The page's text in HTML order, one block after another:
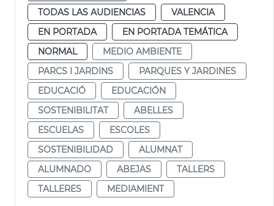
TODAS LAS AUDIENCIAS
VALENCIA
EN PORTADA
EN PORTADA TEMÁTICA
NORMAL
MEDIO AMBIENTE
PARCS I JARDINS
PARQUES Y JARDINES
EDUCACIÓ
EDUCACIÓN
SOSTENIBILITAT
ABELLES
ESCUELAS
ESCOLES
SOSTENIBILIDAD
ALUMNAT
ALUMNADO
ABEJAS
TALLERS
TALLERES
MEDIAMIENT